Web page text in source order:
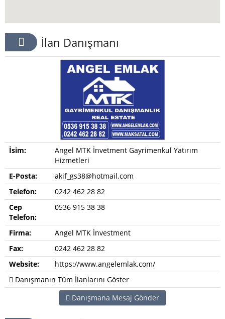
İlan Danışmanı
İsim:
Angel MTK İnvetment Gayrimenkul Yatırım
Hizmetleri
E-Posta:
akif_gs38@hotmail.com
Telefon:
0242 462 28 82
Cep
Telefon:
0536 915 38 38
Firma:
Angel MTK İnvestment
Fax:
0242 462 28 82
Website:
https://www.angelemlak.com/
Danışmanın Tüm İlanlarını Göster
Danışmana Mesaj Gönder